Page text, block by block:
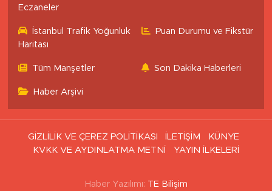
Eczaneler
İstanbul Trafik Yoğunluk
Haritası
Puan Durumu ve Fikstür
Tüm Manşetler Son Dakika Haberleri
Haber Arşivi
GİZLİLİK VE ÇEREZ POLİTİKASI İLETİŞİM
KÜNYE
KVKK VE AYDINLATMA METNİ
YAYIN İLKELERİ
Haber Yazılımı: TE Bilişim